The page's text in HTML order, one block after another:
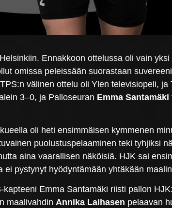
Ennakkoon ottelussa oli vain
omissa peleissään suorastaan
välinen ottelu oli Ylen televisiopeli, ja
3–0, ja Palloseuran Emma Santamäki
oli heti ensimmäisen kymmenen
puolustuspelaaminen teki tyhjiksi
aina vaarallisen näköisiä. HJK sai
pystynyt hyödyntämään yhtäkään
Emma Santamäki riisti pallon
maalivahdin Annika Laihasen pelaavan